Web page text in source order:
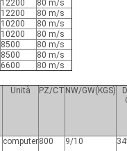
12200
80 m/s
12200
80 m/s
10200
80 m/s
10200
80 m/s
8500
80 m/s
8500
80 m/s
6600 80 m/s
Unità PZ/CT NW/GW(KGS)
computer800 9/10